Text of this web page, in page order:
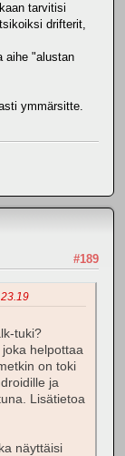
tarvitisi
drifterit,
aihe "alustan
ymmärsitte.
#189
tuki?
helpottaa
on toki
ja
Lisätietoa
näyttäisi